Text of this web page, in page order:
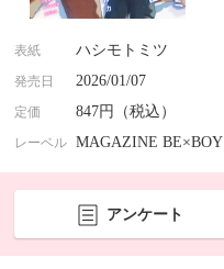
表紙 ハシモトミツ
発売日 2026/01/07
定価 847円（税込）
レーベル MAGAZINE BE×BOY
アンケート